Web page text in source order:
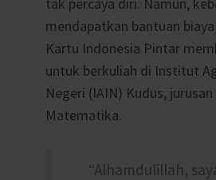
mendapatkan bantuan
Kartu Indonesia Pintar
untuk berkuliah di Institut
Negeri (IAIN) Kudus,
Matematika.
“Alhamdulillah,